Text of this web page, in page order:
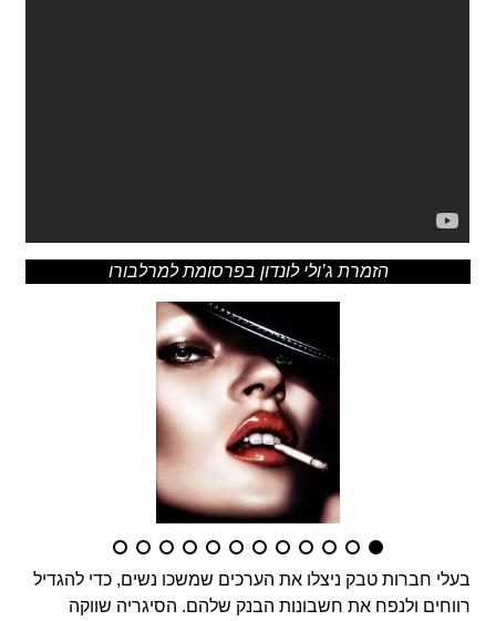
הזמרת ג’ולי לונדון בפרסומת למרלבורו
בעלי חברות טבק ניצלו את הערכים שמשכו נשים, כדי להגדיל
רווחים ולנפח את חשבונות הבנק שלהם. הסיגריה שווקה